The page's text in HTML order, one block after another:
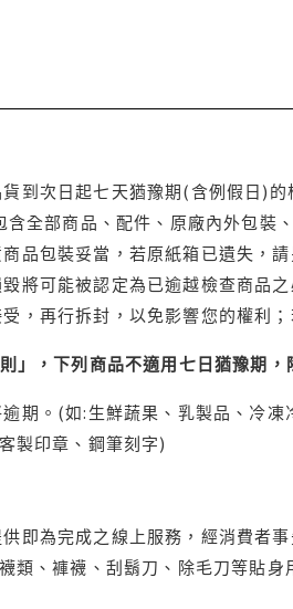
到次日起七天猶豫期(含例假日)
全部商品、配件、原廠內外包裝
品包裝妥當，若原紙箱已遺失，
將可能被認定為已逾越檢查商品
，再行拆封，以免影響您的權利
」，下列商品不適用七日猶豫期，
期。(如:生鮮蔬果、乳製品、冷凍
製印章、鋼筆刻字)
即為完成之線上服務，經消費者
類、褲襪、刮鬍刀、除毛刀等貼身